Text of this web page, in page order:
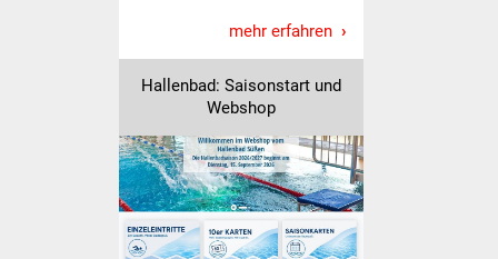
Europaweite
Beschränkte
Freihändige Vergabe
Gewerbeverzeichnis
mehr erfahren
Hallenbad: Saisonstart und
Webshop